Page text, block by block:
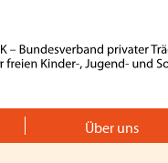
Über uns